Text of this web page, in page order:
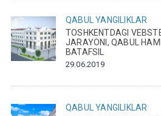
QABUL
YANGILIKLAR
TOSHKENTDAGI
JARAYONI, QABUL
BATAFSIL
29.06.2019
QABUL
YANGILIKLAR